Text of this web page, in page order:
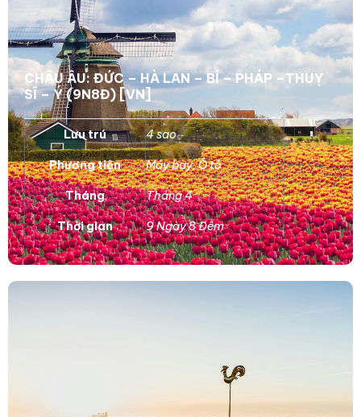
CHÂU ÂU: ĐỨC – HÀ LAN – BỈ – PHÁP –THUỴ
SĨ – Ý (9N8Đ) [VN]
Lưu trú 4 sao
Phương tiện Máy bay,Ô tô
Tháng Tháng 4
Thời gian 9 Ngày 8 Đêm